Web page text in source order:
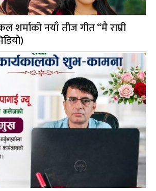
शर्माको नयाँ तीज गीत “मै राम्री